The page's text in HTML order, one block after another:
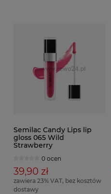
Semilac Candy Lips lip
gloss 065 Wild
Strawberry
0 ocen
39,90 zł
zawiera 23% VAT, bez kosztów
dostawy